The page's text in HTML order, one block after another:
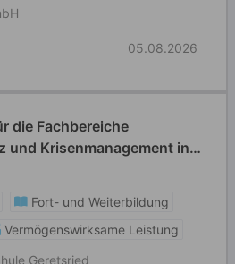
05.08.2026
die Fachbereiche
und Krisenmanagement in
Fort- und Weiterbildung
Vermögenswirksame Leistung
Geretsried